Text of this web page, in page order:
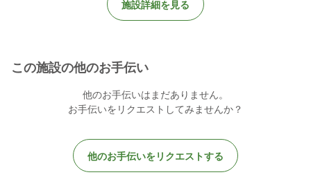
施設詳細を見る
この施設の他のお手伝い
他のお手伝いはまだありません。
お手伝いをリクエストしてみませんか？
他のお手伝いをリクエストする